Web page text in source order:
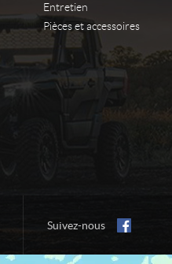
Entretien
Pièces et accessoires
Suivez-nous